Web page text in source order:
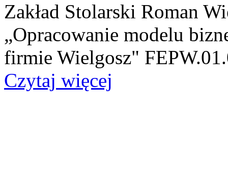
Zakład Stolarski Roman
„Opracowanie modelu
firmie Wielgosz"
Czytaj więcej